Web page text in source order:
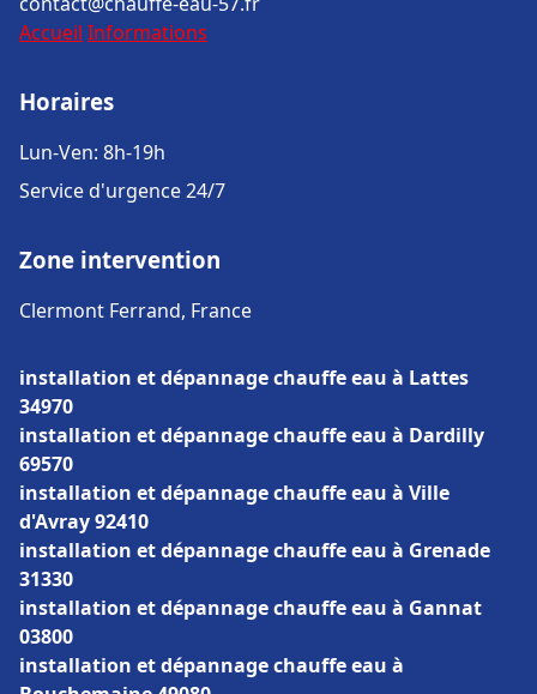
Accueil Informations
Horaires
Lun-Ven: 8h-19h
Service d'urgence 24/7
Zone intervention
Clermont Ferrand, France
installation et dépannage chauffe eau à Lattes
34970
installation et dépannage chauffe eau à Dardilly
69570
installation et dépannage chauffe eau à Ville
d'Avray 92410
installation et dépannage chauffe eau à Grenade
31330
installation et dépannage chauffe eau à Gannat
03800
installation et dépannage chauffe eau à